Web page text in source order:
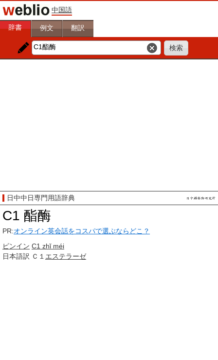
中国語
辞書 例文 翻訳
日中中日専門用語辞典
C1 酯酶
PR:オンライン英会話をコスパで選ぶならどこ？
ピンイン C1 zhǐ méi
日本語訳 Ｃ１ エステラーゼ